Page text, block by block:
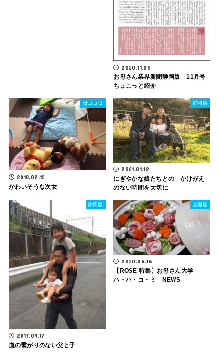
2020.11.05
お母さん業界新聞静岡版 11月号
ちょこっと紹介
母ゴコロ
2018.02.15
かわいそうな次女
静岡版
2021.01.12
にぎやかな娘たちとの かけがえ
のない時間を大切に
静岡版
2017.09.17
血の繋がりのない父と子
全国版
2020.05.15
【ROSE 特集】お母さん大学
ハ・ハ・コ・ミ NEWS